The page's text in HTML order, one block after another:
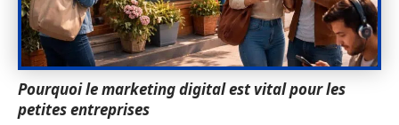
Pourquoi le marketing digital est vital pour les
petites entreprises